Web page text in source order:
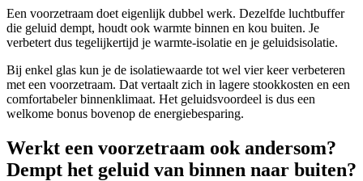
Een voorzetraam doet eigenlijk dubbel werk. Dezelfde luchtbuffer
die geluid dempt, houdt ook warmte binnen en kou buiten. Je
verbetert dus tegelijkertijd je warmte-isolatie en je geluidsisolatie.
Bij enkel glas kun je de isolatiewaarde tot wel vier keer verbeteren
met een voorzetraam. Dat vertaalt zich in lagere stookkosten en een
comfortabeler binnenklimaat. Het geluidsvoordeel is dus een
welkome bonus bovenop de energiebesparing.
Werkt een voorzetraam ook andersom?
Dempt het geluid van binnen naar buiten?